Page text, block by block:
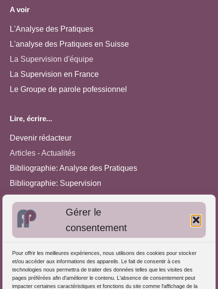
Gérer le
consentement
Pour offrir les meilleures expériences, nous utilisons des cookies pour stocker
et/ou accéder aux informations des appareils. Le fait de consentir à ces
technologies nous permettra de traiter des données telles que les visites des
pages préférées afin d'améliorer le contenu. L'absence de consentement peut
impacter certaines caractéristiques et fonctions du site comme l'affichage de la
A voir
L'Analyse des Pratiques
L'analyse des Pratiques en Suisse
La Supervision d'équipe
La Supervision en France
Le Groupe de parole pofessionnel
Lire, écrire...
Devenir rédacteur
Articles - Actualités
Bibliographie: Analyse des Pratiques
Bibliographie: Supervision
Approches de l'Analyse des pratiques
S'inscrire dans l'Annuaire
Publiez vos formations